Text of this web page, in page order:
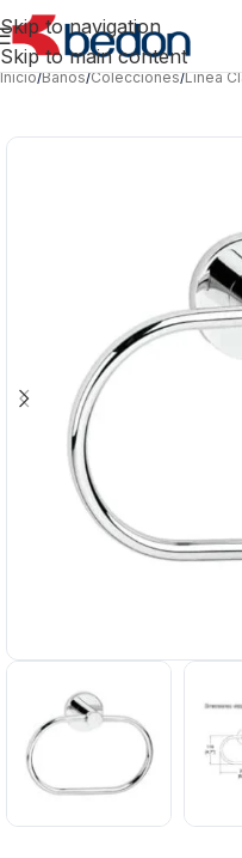
Skip to navigation
Skip to main content
Inicio/Baños/Colecciones/Línea